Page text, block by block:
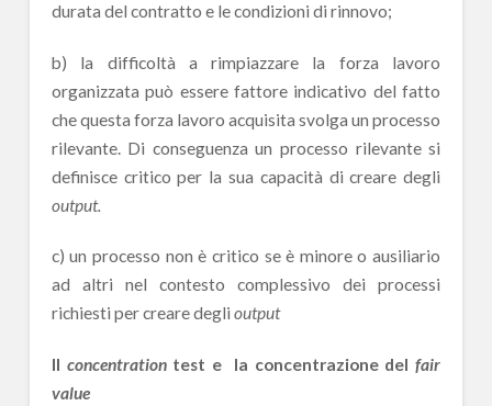
durata del contratto e le condizioni di rinnovo;
b) la difficoltà a rimpiazzare la forza lavoro
organizzata può essere fattore indicativo del fatto
che questa forza lavoro acquisita svolga un processo
rilevante. Di conseguenza un processo rilevante si
definisce critico per la sua capacità di creare degli
output.
c) un processo non è critico se è minore o ausiliario
ad altri nel contesto complessivo dei processi
richiesti per creare degli output
Il concentrationtest e la concentrazione delfair
value